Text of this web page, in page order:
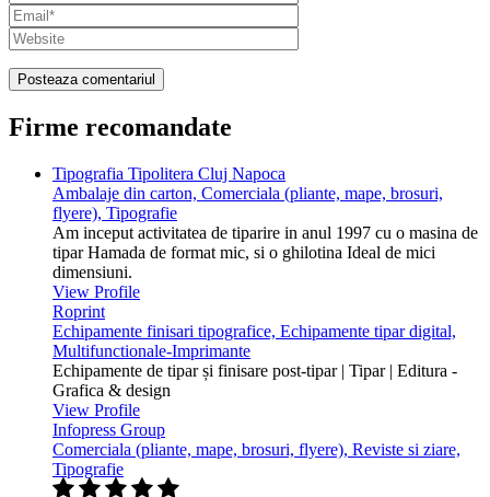
Firme recomandate
Tipografia Tipolitera Cluj Napoca
Ambalaje din carton, Comerciala (pliante, mape, brosuri,
flyere), Tipografie
Am inceput activitatea de tiparire in anul 1997 cu o masina de
tipar Hamada de format mic, si o ghilotina Ideal de mici
dimensiuni.
View Profile
Roprint
Echipamente finisari tipografice, Echipamente tipar digital,
Multifunctionale-Imprimante
Echipamente de tipar și finisare post-tipar | Tipar | Editura -
Grafica & design
View Profile
Infopress Group
Comerciala (pliante, mape, brosuri, flyere), Reviste si ziare,
Tipografie